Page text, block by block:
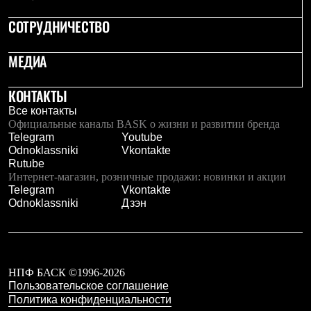
Футболки
Толстовки
Брюки
Термобелье
Среднее термобелье
Легкое термобелье
Флисовая одежда
Куртки
Брюки
Детская одежда
Утепленная пухом
Комбинезоны
Куртки
Брюки
Комбинезоны
Лёгкая одежда
Футболки
Толстовки
СОТРУДНИЧЕСТВО
МЕДИА
КОНТАКТЫ
Все контакты
Официальные каналы BASK о жизни и развитии бренда
Telegram
Youtube
Odnoklassniki
Vkontakte
Rutube
Интернет-магазин, розничные продажи: новинки и акции
Telegram
Vkontakte
Odnoklassniki
Дзэн
НПФ БАСК ©1996-2026
Пользовательское соглашение
Политика конфиденциальности